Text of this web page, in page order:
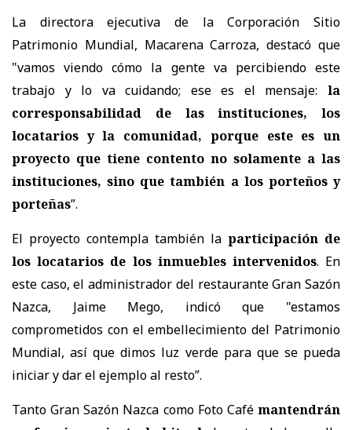
La directora ejecutiva de la Corporación Sitio
Patrimonio Mundial, Macarena Carroza, destacó que
"vamos viendo cómo la gente va percibiendo este
trabajo y lo va cuidando; ese es el mensaje: la
corresponsabilidad de las instituciones, los
locatarios y la comunidad, porque este es un
proyecto que tiene contento no solamente a las
instituciones, sino que también a los porteños y
porteñas”.
El proyecto contempla también la participación de
los locatarios de los inmuebles intervenidos. En
este caso, el administrador del restaurante Gran Sazón
Nazca, Jaime Mego, indicó que "estamos
comprometidos con el embellecimiento del Patrimonio
Mundial, así que dimos luz verde para que se pueda
iniciar y dar el ejemplo al resto”.
Tanto Gran Sazón Nazca como Foto Café mantendrán